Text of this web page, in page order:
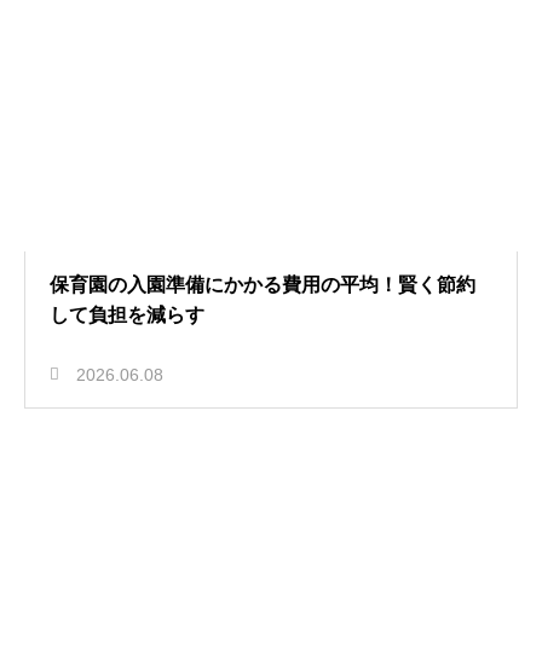
保育園の入園準備にかかる費用の平均！賢く節約
して負担を減らす
2026.06.08